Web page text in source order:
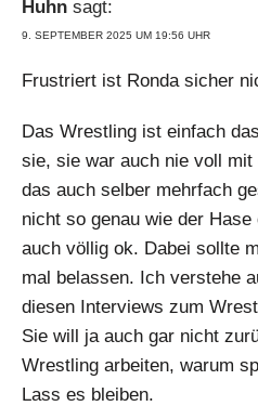
Huhn sagt:
9. SEPTEMBER 2025 UM 19:56 UHR
Frustriert ist Ronda sicher
Das Wrestling ist einfach
sie, sie war auch nie voll
das auch selber mehrfach
nicht so genau wie der
auch völlig ok. Dabei sollte
mal belassen. Ich verstehe
diesen Interviews zum
Sie will ja auch gar nicht
Wrestling arbeiten, warum
Lass es bleiben.